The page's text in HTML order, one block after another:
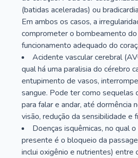
(batidas aceleradas) ou
Em ambos os casos, a
comprometer o bombeamento
funcionamento adequado do
Acidente vascular cerebral
qual há uma paralisia do cérebro
entupimento de vasos,
sangue. Pode ter como sequelas
para falar e andar, até dormência
visão, redução da sensibilidade e
Doenças isquêmicas, no qual
presente é o bloqueio da
inclui oxigênio e nutrientes) entre